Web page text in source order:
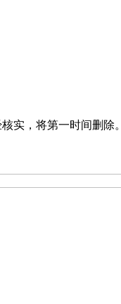
实，将第一时间删除。